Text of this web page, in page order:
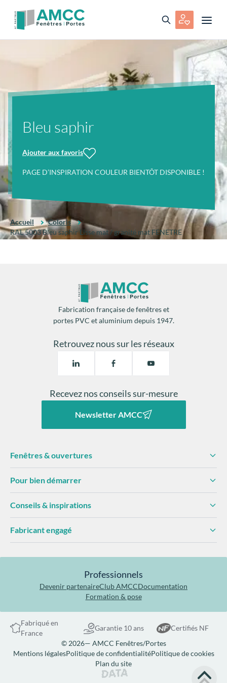
Bleu saphir
Ajouter aux favoris
PAGE D’INSPIRATION COULEUR BIENTÔT DISPONIBLE !
Accueil
Coloris
RAL 5003 Bleu saphir Lisse mat / granité mat FENETRE
Fabrication française de fenêtres et
portes PVC et aluminium depuis 1947.
Retrouvez nous sur les réseaux
Recevez nos conseils sur-mesure
Newsletter AMCC
Fenêtres & ouvertures
Pour bien démarrer
Conseils & inspirations
Fabricant engagé
Professionnels
Devenir partenaireClub AMCCDocumentation
Formation & pose
Fabriqué en
France
Garantie 10 ans
Certifiés NF
© 2026— AMCC Fenêtres/Portes
Mentions légalesPolitique de confidentialitéPolitique de cookies
Plan du site
Site réalisé par Data Projekt